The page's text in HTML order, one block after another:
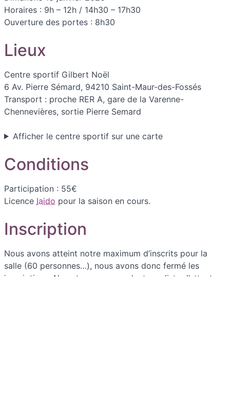
Horaires : 9h – 12h / 14h30 – 17h30
Ouverture des portes : 8h30
Lieux
Centre sportif Gilbert Noël
6 Av. Pierre Sémard, 94210 Saint-Maur-des-Fossés
Transport : proche RER A, gare de la Varenne-
Chennevières, sortie Pierre Semard
Afficher le centre sportif sur une carte
Conditions
Participation : 55€
Licence Iaido pour la saison en cours.
Inscription
Nous avons atteint notre maximum d’inscrits pour la
salle (60 personnes…), nous avons donc fermé les
inscriptions. Nous tenons cependant une liste d’attente.